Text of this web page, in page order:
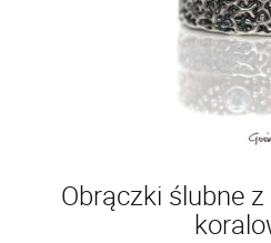
Obrączki ślubne